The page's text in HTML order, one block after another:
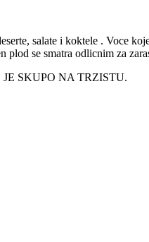
salate i koktele . Voce
se smatra odlicnim za
JE SKUPO NA TRZISTU.